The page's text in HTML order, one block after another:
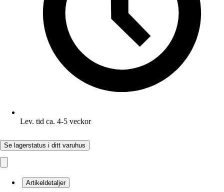
Lev. tid ca. 4-5 veckor
Se lagerstatus i ditt varuhus
Artikeldetaljer